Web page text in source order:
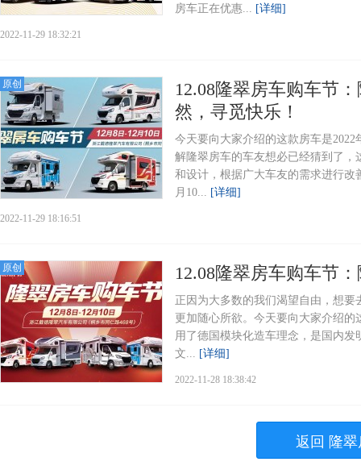
房车正在优惠... [详细]
2022-11-29 18:32:21
原创
12.08隆翠房车购车节
然，寻觅快乐！
今天要向大家介绍的这款房车是
解隆翠房车的车友想必已经猜到了，
和设计，根据广大车友的需求进行改
月10... [详细]
2022-11-29 18:16:51
原创 12.08隆翠房车购车节
正因为大多数的我们渴望自由，想
更加随心所欲。今天要向大家介绍
用了德国模块化造车理念，是国内
文... [详细]
2022-11-28 18:38:42
返回 隆